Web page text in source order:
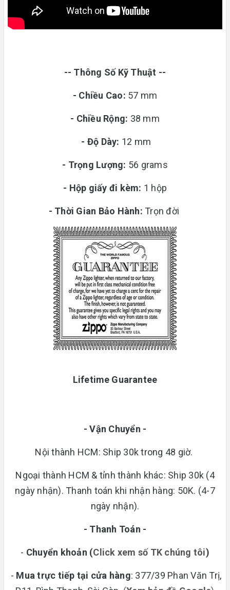
-- Thông Số Kỹ Thuật --
- Chiều Cao: 57 mm
- Chiều Rộng: 38 mm
- Độ Dày: 12 mm
- Trọng Lượng: 56 grams
- Hộp giấy đi kèm: 1 hộp
- Thời Gian Bảo Hành: Trọn đời
Lifetime Guarantee
- Vận Chuyển -
Nội thành HCM: Ship 30k trong 48 giờ.
Ngoại thành HCM & tỉnh thành khác: Ship 30k (4
ngày nhận). Thanh toán khi nhận hàng: 50K. (4-7
ngày nhận).
- Thanh Toán -
- Chuyển khoản (Click xem số TK chúng tôi)
- Mua trực tiếp tại cửa hàng: 377/39 Phan Văn Trị,